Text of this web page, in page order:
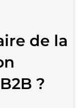
de la
?